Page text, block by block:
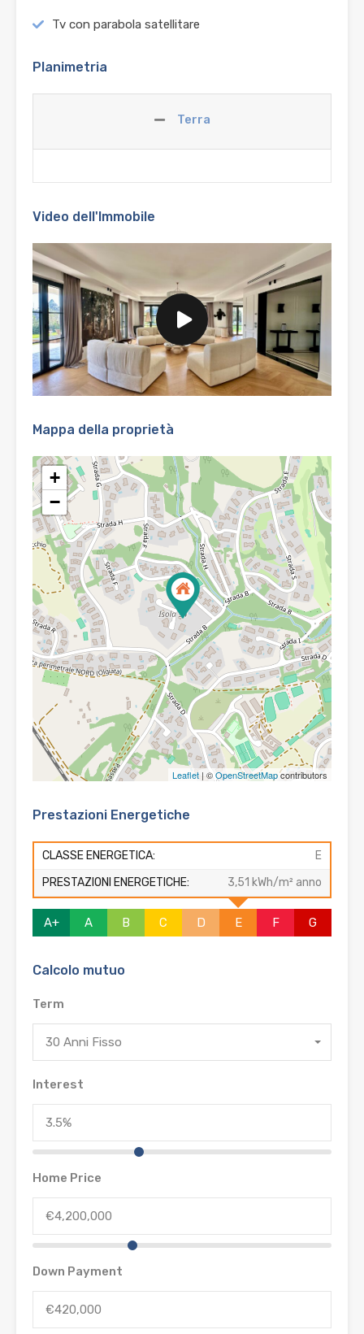
Tv con parabola satellitare
Planimetria
Terra
Video dell'Immobile
Mappa della proprietà
+
−
Leaflet | ©OpenStreetMapcontributors
Prestazioni Energetiche
CLASSE ENERGETICA:
E
PRESTAZIONI ENERGETICHE:
3,51 kWh/m² anno
A+ A B C D E F G
Calcolo mutuo
Term
30 Anni Fisso
Interest
Home Price
Down Payment